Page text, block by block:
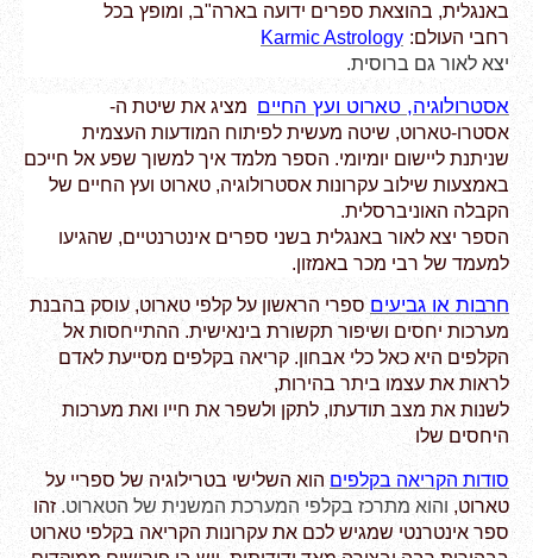
באנגלית, בהוצאת ספרים ידועה בארה"ב, ומופץ בכל
רחבי העולם: Karmic Astrology
יצא לאור גם ברוסית.
אסטרולוגיה, טארוט ועץ החיים מציג את שיטת ה-
אסטרו-טארוט, שיטה מעשית לפיתוח המודעות העצמית
שניתנת ליישום יומיומי. הספר מלמד איך למשוך שפע אל חייכם
באמצעות שילוב עקרונות אסטרולוגיה, טארוט ועץ החיים של
הקבלה האוניברסלית.
הספר יצא לאור באנגלית בשני ספרים אינטרנטיים, שהגיעו
למעמד של רבי מכר באמזון.
חרבות או גביעים ספרי הראשון על קלפי טארוט, עוסק בהבנת
מערכות יחסים ושיפור תקשורת בינאישית. ההתייחסות אל
הקלפים היא כאל כלי אבחון. קריאה בקלפים מסייעת לאדם
לראות את עצמו ביתר בהירות,
לשנות את מצב תודעתו, לתקן ולשפר את חייו ואת מערכות
היחסים שלו
סודות הקריאה בקלפים
טארוט, והוא מתרכז בקלפי המערכת המשנית של הטארוט. זהו
ספר אינטרנטי שמגיש לכם את עקרונות הקריאה בקלפי טארוט